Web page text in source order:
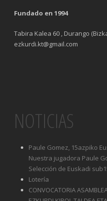
Fundado en 1994
Tabira Kalea 60 , Durango
ezkurdi.kt@gmail.com
NOTICIAS
Paule Gomez, 15azpiko
Nuestra jugadora Paule
Selección de Euskadi
Lotería
CONVOCATORIA